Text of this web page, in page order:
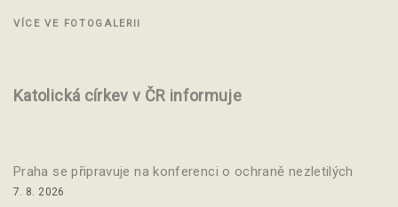
VÍCE VE FOTOGALERII
Katolická církev v ČR informuje
Praha se připravuje na konferenci o ochraně nezletilých
7. 8. 2026